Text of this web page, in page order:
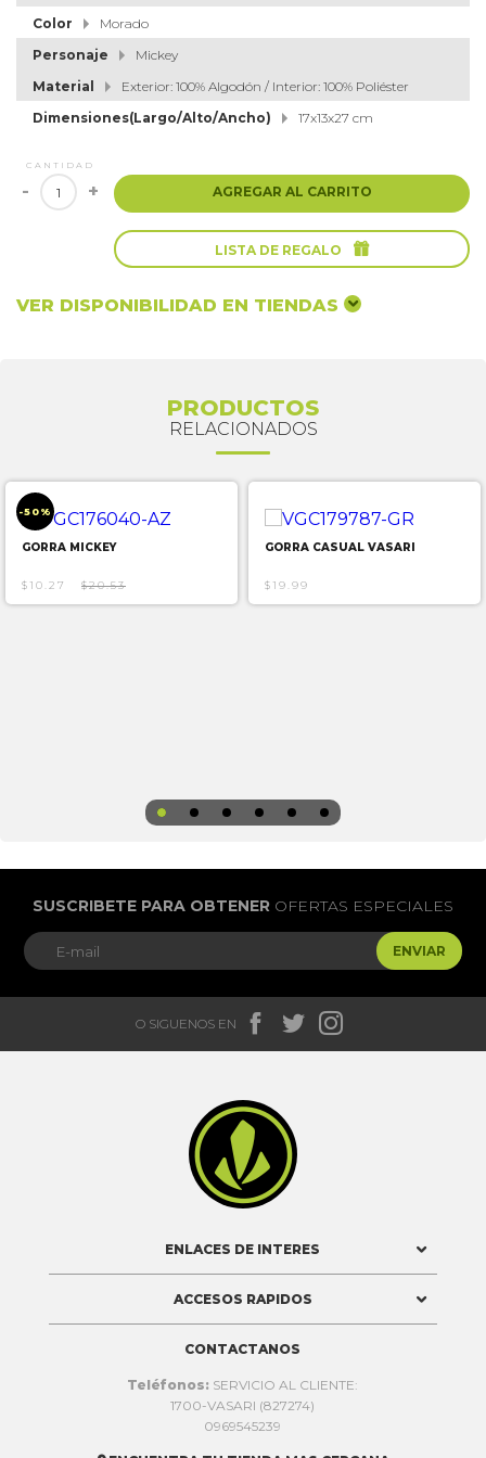
Color
Morado
Personaje
Mickey
Material
Exterior: 100% Algodón / Interior: 100% Poliéster
Dimensiones(Largo/Alto/Ancho)
17x13x27 cm
CANTIDAD
- + AGREGAR AL CARRITO
LISTA DE REGALO 
VER DISPONIBILIDAD EN TIENDAS
PRODUCTOS
RELACIONADOS
-50%
GORRA MICKEY
$10.27 $20.53
GORRA CASUAL VASARI
$19.99
SUSCRIBETE PARA OBTENER OFERTAS ESPECIALES
ENVIAR
O SIGUENOS EN   

ENLACES DE INTERES
ACCESOS RAPIDOS
CONTACTANOS
Teléfonos: SERVICIO AL CLIENTE:
1700-VASARI (827274)
0969545239